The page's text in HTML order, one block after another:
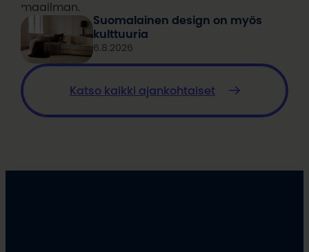
maailman.
Suomalainen design on myös
kulttuuria
6.8.2026
Katso kaikki ajankohtaiset